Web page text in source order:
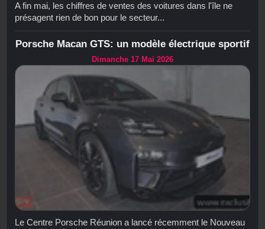
A fin mai, les chiffres de ventes des voitures dans l'île ne
présagent rien de bon pour le secteur...
Porsche Macan GTS: un modèle électrique sportif
Dimanche 17 Mai 2026
Le Centre Porsche Réunion a lancé récemment le Nouveau